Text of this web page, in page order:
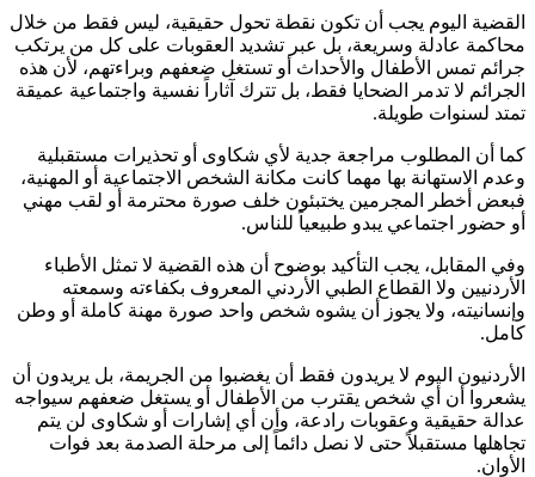
القضية اليوم يجب أن تكون نقطة تحول حقيقية، ليس فقط من خلال
محاكمة عادلة وسريعة، بل عبر تشديد العقوبات على كل من يرتكب
جرائم تمس الأطفال والأحداث أو تستغل ضعفهم وبراءتهم، لأن هذه
الجرائم لا تدمر الضحايا فقط، بل تترك آثاراً نفسية واجتماعية عميقة
تمتد لسنوات طويلة.
كما أن المطلوب مراجعة جدية لأي شكاوى أو تحذيرات مستقبلية
وعدم الاستهانة بها مهما كانت مكانة الشخص الاجتماعية أو المهنية،
فبعض أخطر المجرمين يختبئون خلف صورة محترمة أو لقب مهني
أو حضور اجتماعي يبدو طبيعياً للناس.
وفي المقابل، يجب التأكيد بوضوح أن هذه القضية لا تمثل الأطباء
الأردنيين ولا القطاع الطبي الأردني المعروف بكفاءته وسمعته
وإنسانيته، ولا يجوز أن يشوه شخص واحد صورة مهنة كاملة أو وطن
كامل.
الأردنيون اليوم لا يريدون فقط أن يغضبوا من الجريمة، بل يريدون أن
يشعروا أن أي شخص يقترب من الأطفال أو يستغل ضعفهم سيواجه
عدالة حقيقية وعقوبات رادعة، وأن أي إشارات أو شكاوى لن يتم
تجاهلها مستقبلاً حتى لا نصل دائماً إلى مرحلة الصدمة بعد فوات
الأوان.